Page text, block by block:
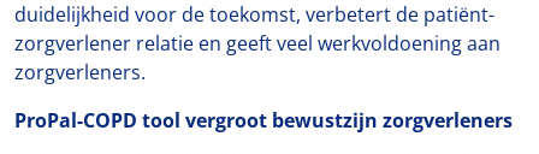
duidelijkheid voor de toekomst, verbetert de patiënt-
zorgverlener relatie en geeft veel werkvoldoening aan
zorgverleners.
ProPal-COPD tool vergroot bewustzijn zorgverleners